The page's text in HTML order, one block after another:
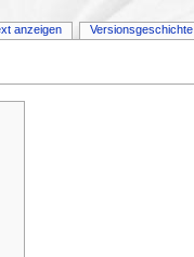
anzeigen Versionsgeschichte